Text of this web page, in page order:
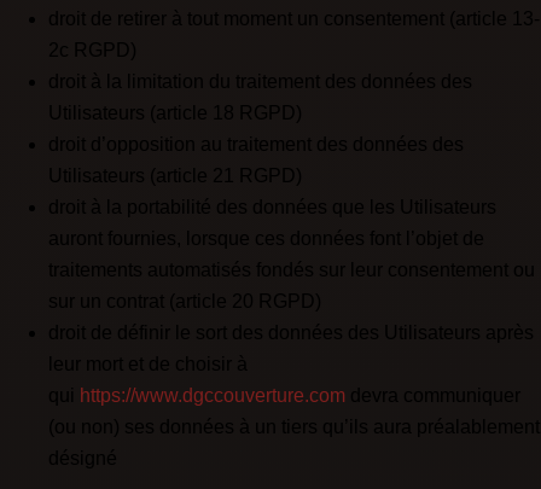
droit de retirer à tout moment un consentement (article 13-
2c RGPD)
droit à la limitation du traitement des données des
Utilisateurs (article 18 RGPD)
droit d’opposition au traitement des données des
Utilisateurs (article 21 RGPD)
droit à la portabilité des données que les Utilisateurs
auront fournies, lorsque ces données font l’objet de
traitements automatisés fondés sur leur consentement ou
sur un contrat (article 20 RGPD)
droit de définir le sort des données des Utilisateurs après
leur mort et de choisir à
qui
https://www.dgccouverture.com